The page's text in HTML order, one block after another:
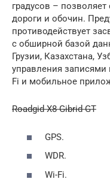
градусов –
дороги и обочин.
противодействует
с обширной базой
Грузии, Казахстана,
управления записями
Fi и мобильное
Roadgid X8 Gibrid GT
GPS.
WDR.
Wi-Fi.